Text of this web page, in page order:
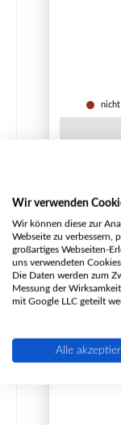
Wir verwenden
Wir können diese zur
Webseite zu verbessern,
großartiges Webseiten-
uns verwendeten
Die Daten werden zum
Messung der
mit Google LLC geteilt
Alle